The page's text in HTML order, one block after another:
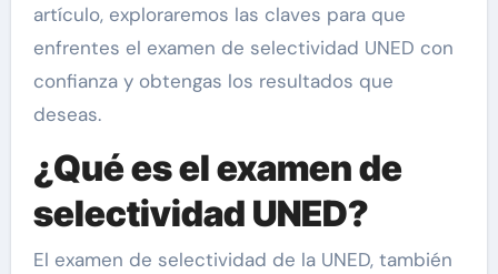
artículo, exploraremos las claves para que
enfrentes el examen de selectividad UNED con
confianza y obtengas los resultados que
deseas.
¿Qué es el examen de
selectividad UNED?
El examen de selectividad de la UNED, también